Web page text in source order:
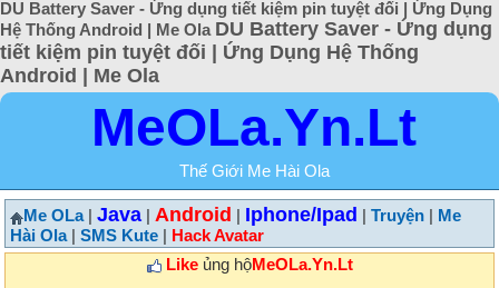
DU Battery Saver - Ứng dụng tiết kiệm pin tuyệt đối | Ứng Dụng
Hệ Thống Android | Me Ola DU Battery Saver - Ứng dụng
tiết kiệm pin tuyệt đối | Ứng Dụng Hệ Thống
Android | Me Ola
MeOLa.Yn.Lt
Thế Giới Me Hài Ola
Me OLa| Java Android Iphone/Ipad Truyện
Me
Hài Ola| SMS Kute
Hack Avatar
Likeủng hộMeOLa.Yn.Lt